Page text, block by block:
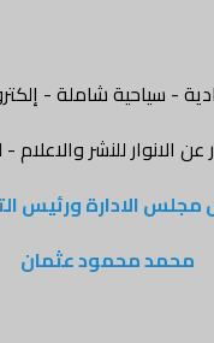
- سياحية شاملة -
الانوار للنشر والاعلام
الادارة ورئيس
محمد محمود عثمان